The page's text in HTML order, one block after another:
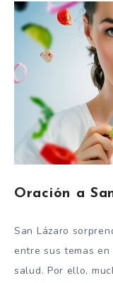
Oración a
San Lázaro
entre sus temas
salud. Por ello,